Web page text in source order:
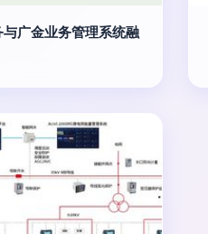
广金业务管理系统融